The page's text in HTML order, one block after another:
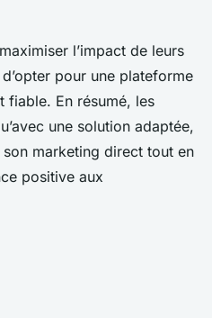
l’impact de leurs
pour une plateforme
fiable. En résumé, les
une solution adaptée,
marketing direct tout en
positive aux